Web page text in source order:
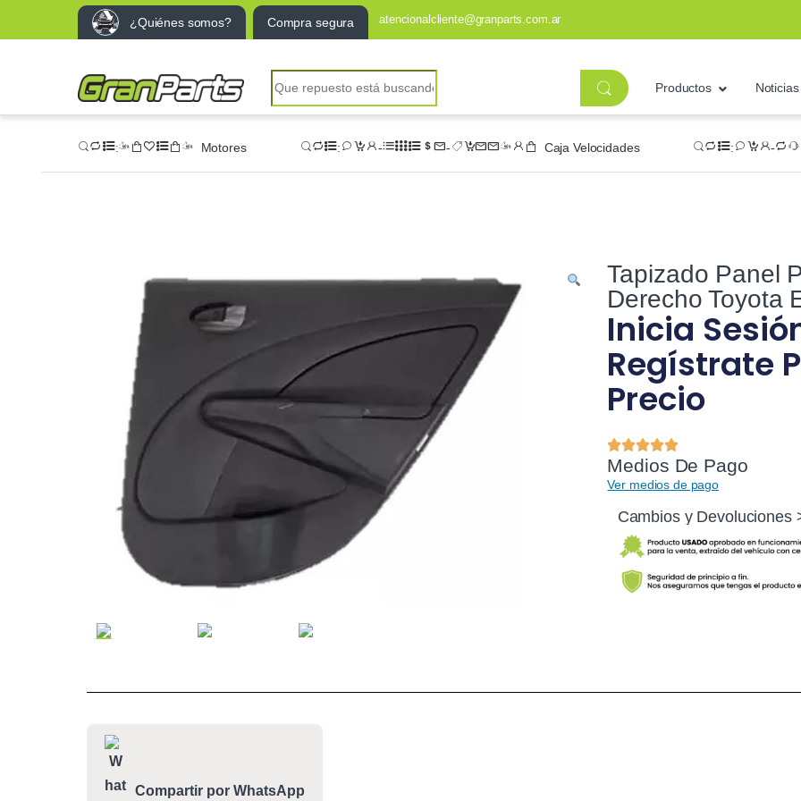
¿Quiénes somos? Compra segura atencionalcliente@granparts.com.ar
Productos Noticias
Motores Caja Velocidades
Tapizado Panel
Derecho Toyota
Inicia
Regístrate
Precio
Medios De Pago
Ver medios de pago
Cambios y Devoluciones
Compartir por WhatsApp